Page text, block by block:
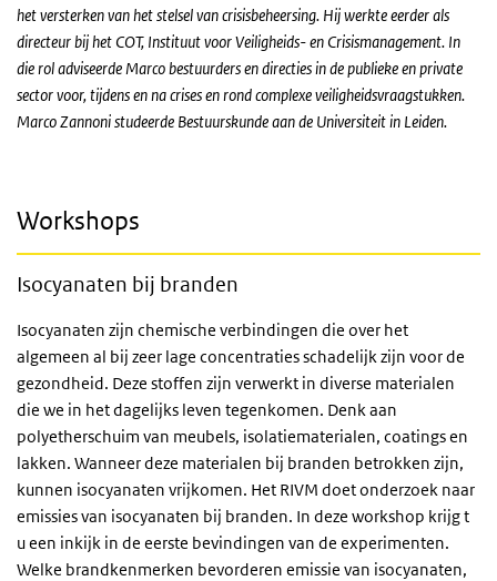
het versterken van het stelsel van crisisbeheersing. Hij werkte eerder als
directeur bij het COT, Instituut voor Veiligheids- en Crisismanagement. In
die rol adviseerde Marco bestuurders en directies in de publieke en private
sector voor, tijdens en na crises en rond complexe veiligheidsvraagstukken.
Marco Zannoni studeerde Bestuurskunde aan de Universiteit in Leiden.
Workshops
Isocyanaten bij branden
Isocyanaten zijn chemische verbindingen die over het
algemeen al bij zeer lage concentraties schadelijk zijn voor de
gezondheid. Deze stoffen zijn verwerkt in diverse materialen
die we in het dagelijks leven tegenkomen. Denk aan
polyetherschuim van meubels, isolatiematerialen, coatings en
lakken. Wanneer deze materialen bij branden betrokken zijn,
kunnen isocyanaten vrijkomen. Het RIVM doet onderzoek naar
emissies van isocyanaten bij branden. In deze workshop krijg t
u een inkijk in de eerste bevindingen van de experimenten.
Welke brandkenmerken bevorderen emissie van isocyanaten,